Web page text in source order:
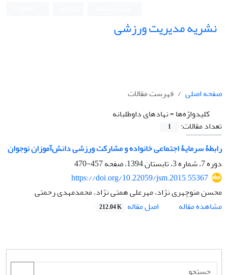
نشریه مدیریت ورزشی
صفحه اصلی
فهرست مقالات
کلیدواژه‌ها =نهادهای داوطلبانه
تعداد مقالات:
1
رابطۀ سرمایۀ اجتماعی خانواده و مشارکت ورزشی دانش‌آموزان نوجوان
دوره 7، شماره 3، تابستان 1394، صفحه
457-470
https://doi.org/10.22059/jsm.2015.55367
محسن منوچهری نژاد، مهرعلی همتی نژاد، محمدمهدی رحمتی
مشاهده مقاله
اصل مقاله 212.04 K